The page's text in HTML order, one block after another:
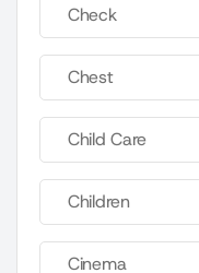
Check
Chest
Child Care
Children
Cinema